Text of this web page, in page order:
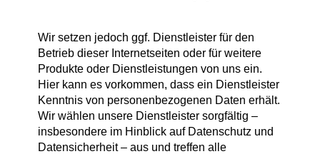
Wir setzen jedoch ggf. Dienstleister für den
Betrieb dieser Internetseiten oder für weitere
Produkte oder Dienstleistungen von uns ein.
Hier kann es vorkommen, dass ein Dienstleister
Kenntnis von personenbezogenen Daten erhält.
Wir wählen unsere Dienstleister sorgfältig –
insbesondere im Hinblick auf Datenschutz und
Datensicherheit – aus und treffen alle